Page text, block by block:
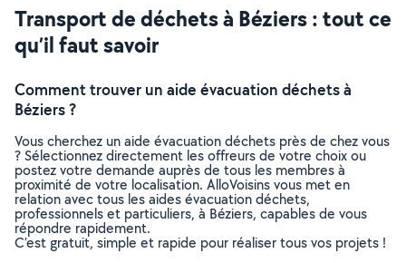
Transport de déchets à Béziers : tout ce
qu’il faut savoir
Comment trouver un aide évacuation déchets à
Béziers ?
Vous cherchez un aide évacuation déchets près de chez vous
? Sélectionnez directement les offreurs de votre choix ou
postez votre demande auprès de tous les membres à
proximité de votre localisation. AlloVoisins vous met en
relation avec tous les aides évacuation déchets,
professionnels et particuliers, à Béziers, capables de vous
répondre rapidement.
C’est gratuit, simple et rapide pour réaliser tous vos projets !